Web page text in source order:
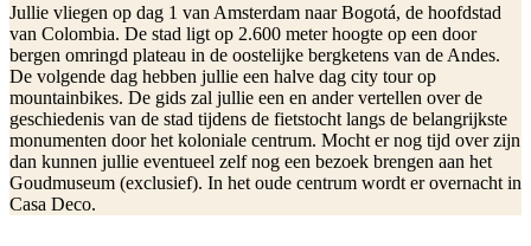
Jullie vliegen op dag 1 van Amsterdam naar Bogotá, de hoofdstad
van Colombia. De stad ligt op 2.600 meter hoogte op een door
bergen omringd plateau in de oostelijke bergketens van de Andes.
De volgende dag hebben jullie een halve dag city tour op
mountainbikes. De gids zal jullie een en ander vertellen over de
geschiedenis van de stad tijdens de fietstocht langs de belangrijkste
monumenten door het koloniale centrum. Mocht er nog tijd over zijn
dan kunnen jullie eventueel zelf nog een bezoek brengen aan het
Goudmuseum (exclusief). In het oude centrum wordt er overnacht in
Casa Deco.